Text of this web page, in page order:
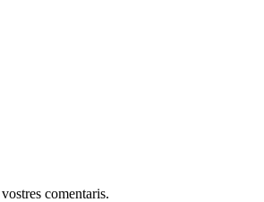
comentaris.